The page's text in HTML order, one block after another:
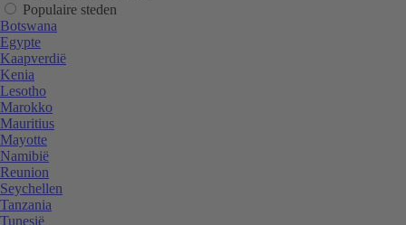
Populaire steden
Botswana
Egypte
Kaapverdië
Kenia
Lesotho
Marokko
Mauritius
Mayotte
Namibië
Reunion
Seychellen
Tanzania
Tunesië